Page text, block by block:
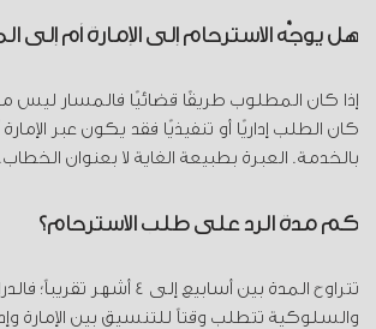
هل يوجَّه الاسترحام إلى الإمارة أم إلى
إذا كان المطلوب طريقًا قضائيًا فالمسار ليس
كان الطلب إداريًا أو تنفيذيًا فقد يكون عبر
بالخدمة. العبرة بطبيعة الغاية لا بعنوان الخطاب.
كم مدة الرد على طلب الاسترحام؟
تتراوح المدة بين أسابيع إلى 4 أشهر
والسلوكية تتطلب وقتاً للتنسيق بين الإمارة